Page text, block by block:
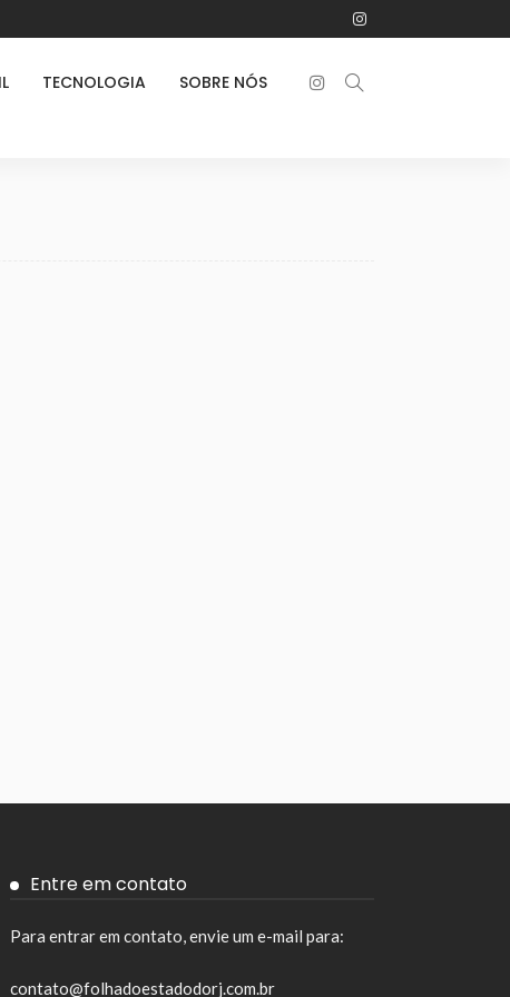
TECNOLOGIA SOBRE NÓS
Entre em contato
Para entrar em contato, envie um e-mail para:
contato@folhadoestadodorj.com.br